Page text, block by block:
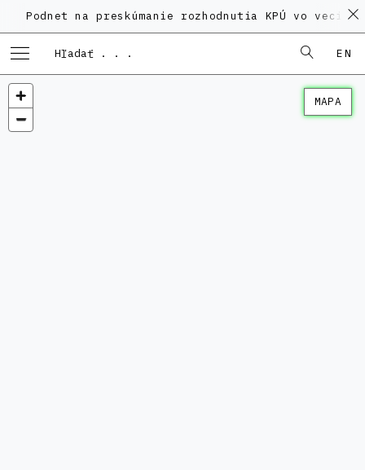
na preskúmanie rozhodnutia KPÚ vo veci
EN
MAPA